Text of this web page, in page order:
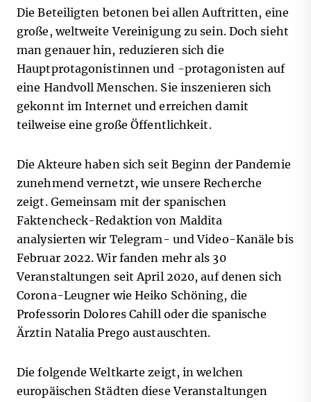
Die Beteiligten betonen bei allen Auftritten, eine
große, weltweite Vereinigung zu sein. Doch sieht
man genauer hin, reduzieren sich die
Hauptprotagonistinnen und -protagonisten auf
eine Handvoll Menschen. Sie inszenieren sich
gekonnt im Internet und erreichen damit
teilweise eine große Öffentlichkeit.
Die Akteure haben sich seit Beginn der Pandemie
zunehmend vernetzt, wie unsere Recherche
zeigt. Gemeinsam mit der spanischen
Faktencheck-Redaktion von Maldita
analysierten wir Telegram- und Video-Kanäle bis
Februar 2022. Wir fanden mehr als 30
Veranstaltungen seit April 2020, auf denen sich
Corona-Leugner wie Heiko Schöning, die
Professorin Dolores Cahill oder die spanische
Ärztin Natalia Prego austauschten.
Die folgende Weltkarte zeigt, in welchen
europäischen Städten diese Veranstaltungen